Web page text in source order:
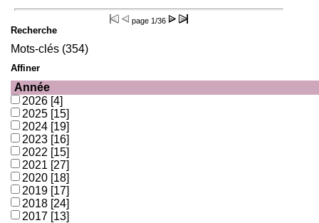
page 1/36
Recherche
Mots-clés (354)
Affiner
Année
2026 [4]
2025 [15]
2024 [19]
2023 [16]
2022 [15]
2021 [27]
2020 [18]
2019 [17]
2018 [24]
2017 [13]